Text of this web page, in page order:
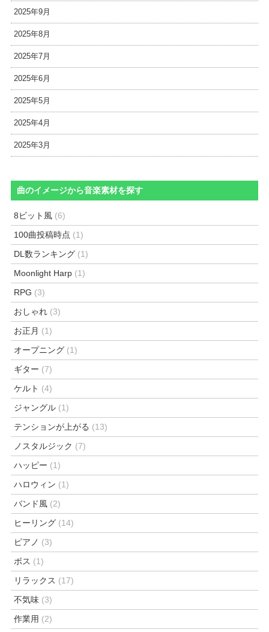
2025年9月
2025年8月
2025年7月
2025年6月
2025年5月
2025年4月
2025年3月
曲のイメージから音楽素材を探す
8ビット風 (6)
100曲投稿時点 (1)
DL数ランキング (1)
Moonlight Harp (1)
RPG (3)
おしゃれ (3)
お正月 (1)
オープニング (1)
ギター (7)
ケルト (4)
ジャングル (1)
テンションが上がる (13)
ノスタルジック (7)
ハッピー (1)
ハロウィン (1)
バンド風 (2)
ヒーリング (14)
ピアノ (3)
ボス (1)
リラックス (17)
不気味 (3)
作業用 (2)